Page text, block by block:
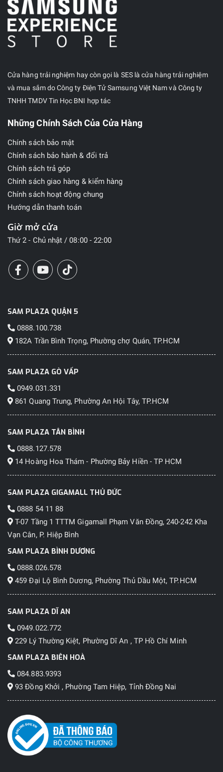
Cửa hàng trải nghiệm hay còn gọi là SES là cửa hàng trải nghiệm
và mua sắm do Công ty Điện Tử Samsung Việt Nam và Công ty
TNHH TMDV Tin Học BNI hợp tác
Những Chính Sách Của Cửa Hàng
Chính sách bảo mật
Chính sách bảo hành & đổi trả
Chính sách trả góp
Chính sách giao hàng & kiểm hàng
Chính sách hoạt động chung
Hướng dẫn thanh toán
Giờ mở cửa
Thứ 2 - Chủ nhật / 08:00 - 22:00
SAM PLAZA QUẬN 5
0888.100.738
182A Trần Bình Trọng, Phường chợ Quán, TP.HCM
SAM PLAZA GÒ VẤP
0949.031.331
861 Quang Trung, Phường An Hội Tây, TP.HCM
SAM PLAZA TÂN BÌNH
0888.127.578
14 Hoàng Hoa Thám - Phường Bảy Hiền - TP HCM
SAM PLAZA GIGAMALL THỦ ĐỨC
0888 54 11 88
T-07 Tầng 1 TTTM Gigamall Phạm Văn Đồng, 240-242 Kha
Vạn Cân, P. Hiệp Bình
SAM PLAZA BÌNH DƯƠNG
0888.026.578
459 Đại Lộ Bình Dương, Phường Thủ Dầu Một, TP.HCM
SAM PLAZA DĨ AN
0949.022.772
229 Lý Thường Kiệt, Phường Dĩ An , TP Hồ Chí Minh
SAM PLAZA BIÊN HOÀ
084.883.9393
93 Đồng Khởi , Phường Tam Hiệp, Tỉnh Đồng Nai